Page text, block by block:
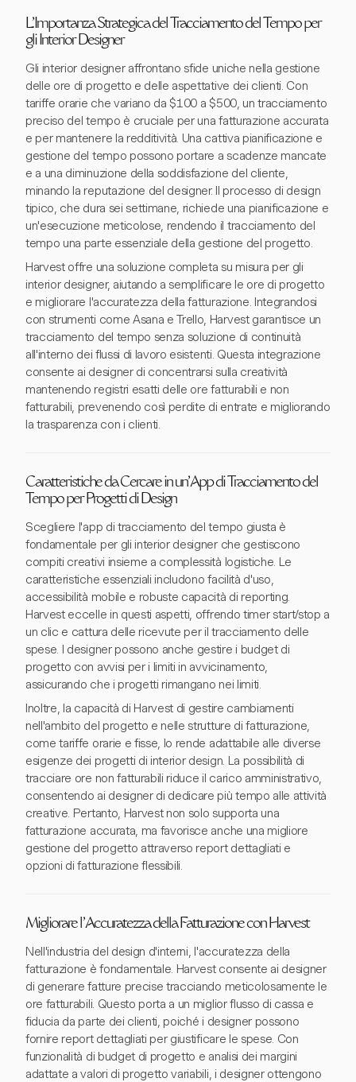
L'Importanza Strategica del Tracciamento del Tempo per
gli Interior Designer
Gli interior designer affrontano sfide uniche nella gestione
delle ore di progetto e delle aspettative dei clienti. Con
tariffe orarie che variano da $100 a $500, un tracciamento
preciso del tempo è cruciale per una fatturazione accurata
e per mantenere la redditività. Una cattiva pianificazione e
gestione del tempo possono portare a scadenze mancate
e a una diminuzione della soddisfazione del cliente,
minando la reputazione del designer. Il processo di design
tipico, che dura sei settimane, richiede una pianificazione e
un'esecuzione meticolose, rendendo il tracciamento del
tempo una parte essenziale della gestione del progetto.
Harvest offre una soluzione completa su misura per gli
interior designer, aiutando a semplificare le ore di progetto
e migliorare l'accuratezza della fatturazione. Integrandosi
con strumenti come Asana e Trello, Harvest garantisce un
tracciamento del tempo senza soluzione di continuità
all'interno dei flussi di lavoro esistenti. Questa integrazione
consente ai designer di concentrarsi sulla creatività
mantenendo registri esatti delle ore fatturabili e non
fatturabili, prevenendo così perdite di entrate e migliorando
la trasparenza con i clienti.
Caratteristiche da Cercare in un'App di Tracciamento del
Tempo per Progetti di Design
Scegliere l'app di tracciamento del tempo giusta è
fondamentale per gli interior designer che gestiscono
compiti creativi insieme a complessità logistiche. Le
caratteristiche essenziali includono facilità d'uso,
accessibilità mobile e robuste capacità di reporting.
Harvest eccelle in questi aspetti, offrendo timer start/stop a
un clic e cattura delle ricevute per il tracciamento delle
spese. I designer possono anche gestire i budget di
progetto con avvisi per i limiti in avvicinamento,
assicurando che i progetti rimangano nei limiti.
Inoltre, la capacità di Harvest di gestire cambiamenti
nell'ambito del progetto e nelle strutture di fatturazione,
come tariffe orarie e fisse, lo rende adattabile alle diverse
esigenze dei progetti di interior design. La possibilità di
tracciare ore non fatturabili riduce il carico amministrativo,
consentendo ai designer di dedicare più tempo alle attività
creative. Pertanto, Harvest non solo supporta una
fatturazione accurata, ma favorisce anche una migliore
gestione del progetto attraverso report dettagliati e
opzioni di fatturazione flessibili.
Migliorare l'Accuratezza della Fatturazione con Harvest
Nell'industria del design d'interni, l'accuratezza della
fatturazione è fondamentale. Harvest consente ai designer
di generare fatture precise tracciando meticolosamente le
ore fatturabili. Questo porta a un miglior flusso di cassa e
fiducia da parte dei clienti, poiché i designer possono
fornire report dettagliati per giustificare le spese. Con
funzionalità di budget di progetto e analisi dei margini
adattate a valori di progetto variabili, i designer ottengono